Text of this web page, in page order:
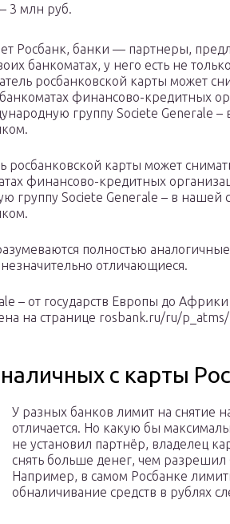
3 млн руб.
Росбанк, банки — партнеры,
банкоматах, у него есть не
росбанковской карты может
финансово-кредитных
группу Societe Generale –
росбанковской карты может
финансово-кредитных
группу Societe Generale – в нашей
полностью аналогичные
отличающиеся.
– от государств Европы до
на странице rosbank.ru/ru/
с карты
У разных банков лимит на снятие
отличается. Но какую бы
не установил партнёр, владелец
снять больше денег, чем разрешил
Например, в самом Росбанке
обналичивание средств в рублях